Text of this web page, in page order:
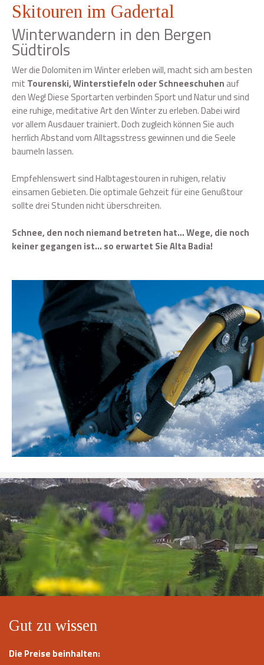
Skitouren im Gadertal
Winterwandern in den Bergen
Südtirols
Wer die Dolomiten im Winter erleben will, macht sich am besten
mit Tourenski, Winterstiefeln oder Schneeschuhen auf
den Weg! Diese Sportarten verbinden Sport und Natur und sind
eine ruhige, meditative Art den Winter zu erleben. Dabei wird
vor allem Ausdauer trainiert. Doch zugleich können Sie auch
herrlich Abstand vom Alltagsstress gewinnen und die Seele
baumeln lassen.
Empfehlenswert sind Halbtagestouren in ruhigen, relativ
einsamen Gebieten. Die optimale Gehzeit für eine Genußtour
sollte drei Stunden nicht überschreiten.
Schnee, den noch niemand betreten hat… Wege, die noch
keiner gegangen ist… so erwartet Sie Alta Badia!
Gut zu wissen
Die Preise beinhalten: